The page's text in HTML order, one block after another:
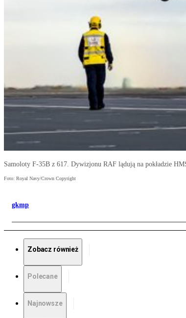
Samoloty F-35B z 617. Dywizjonu RAF lądują na pokładzie
Foto: Royal Navy/Crown Copyright
gkmp
Zobacz również
Polecane
Najnowsze